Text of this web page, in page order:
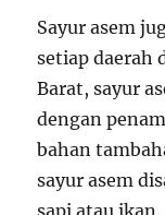
Sayur asem
setiap daerah
Barat, sayur
dengan
bahan
sayur asem
sapi atau ikan.